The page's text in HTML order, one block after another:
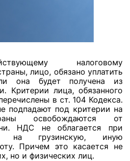
налоговому
лицо, обязано уплатить
она будет получена из
Критерии лица, обязанного
в ст. 104 Кодекса.
подпадают под критерии на
освобождаются от
НДС не облагается при
на грузинскую, иную
Причем это касается не
но и физических лиц.